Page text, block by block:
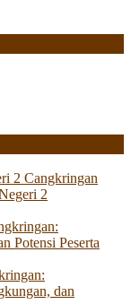
2 Cangkringan
2
Potensi Peserta
dan